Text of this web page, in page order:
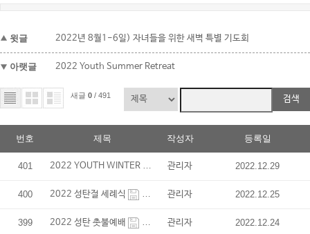
윗글 2022년 8월1-6일) 자녀들을 위한 새벽 특별 기도회
아랫글 2022 Youth Summer Retreat
새글 0 / 491 검색
번호 제목 작성자 등록일
401 관리자 2022.12.29
400 2022 성탄절 세례식 관리자 2022.12.25
399 2022 성탄 촛불예배 관리자 2022.12.24